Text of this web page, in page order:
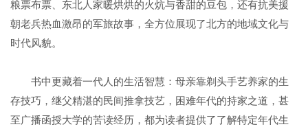
粮票布票、东北人家暖烘烘的火炕与香甜的豆包，还有抗美援
朝老兵热血激昂的军旅故事，全方位展现了北方的地域文化与
时代风貌。
书中更藏着一代人的生活智慧：母亲靠剃头手艺养家的生
存技巧，继父精湛的民间推拿技艺，困难年代的持家之道，甚
至广播函授大学的苦读经历，都为读者提供了了解特定年代生